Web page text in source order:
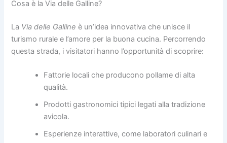
Cosa è la Via delle Galline?
La Via delle Galline è un’idea innovativa che unisce il
turismo rurale e l’amore per la buona cucina. Percorrendo
questa strada, i visitatori hanno l’opportunità di scoprire:
Fattorie locali che producono pollame di alta
qualità.
Prodotti gastronomici tipici legati alla tradizione
avicola.
Esperienze interattive, come laboratori culinari e